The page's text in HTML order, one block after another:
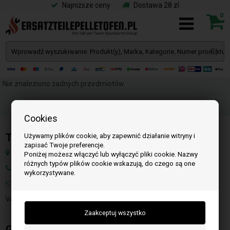
Cookies
Używamy plików cookie, aby zapewnić działanie witryny i
zapisać Twoje preferencje.
Poniżej możesz włączyć lub wyłączyć pliki cookie. Nazwy
różnych typów plików cookie wskazują, do czego są one
wykorzystywane.
Najniższe ceny Dostawa 28 zl
0
Nie znaleziono żadnych przedmiotów
Team SpareParts Group ApS
Klejsgaardvej 19A, 7130 Juelsminde, Dania
Numer: W tej chwili niedostępne
VAT: DK-35862803